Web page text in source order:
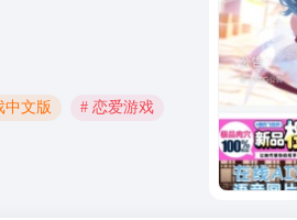
中文版 # 恋爱游戏